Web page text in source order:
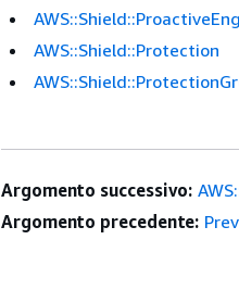
AWS::Shield::Protection
Argomento successivo:
Argomento precedente: